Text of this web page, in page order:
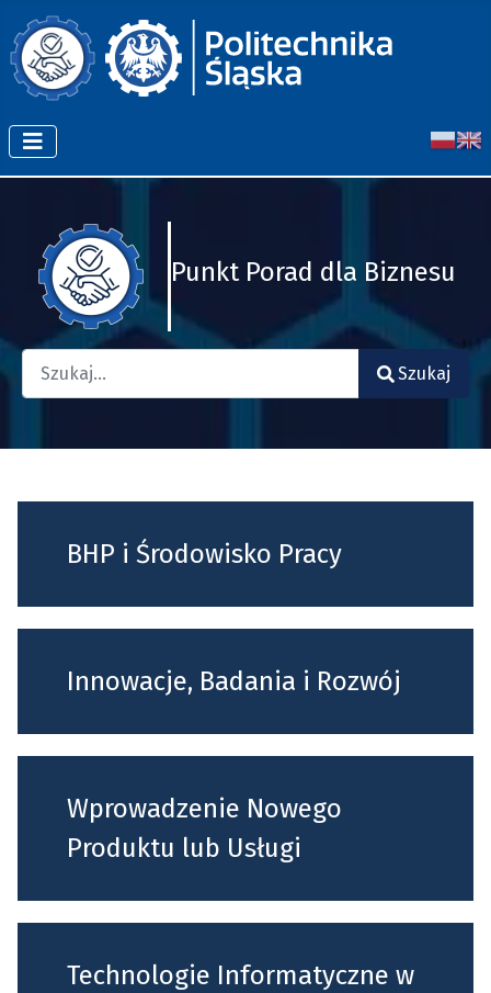
Punkt Porad dla Biznesu
Szukaj
BHP i Środowisko Pracy
Innowacje, Badania i Rozwój
Wprowadzenie Nowego
Produktu lub Usługi
Technologie Informatyczne w